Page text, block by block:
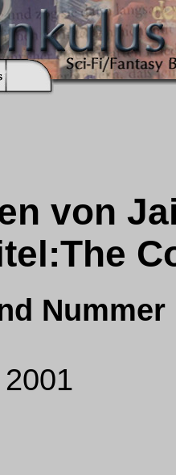
von
Nummer
2001